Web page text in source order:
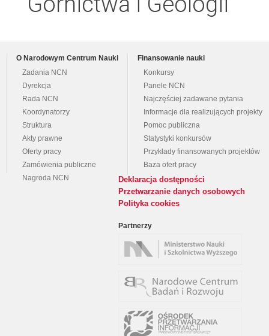
O Narodowym Centrum Nauki
Zadania NCN
Dyrekcja
Rada NCN
Koordynatorzy
Struktura
Akty prawne
Oferty pracy
Zamówienia publiczne
Nagroda NCN
Finansowanie nauki
Konkursy
Panele NCN
Najczęściej zadawane pytania
Informacje dla realizujących projekty
Pomoc publiczna
Statystyki konkursów
Przykłady finansowanych projektów
Baza ofert pracy
Deklaracja dostępności
Przetwarzanie danych osobowych
Polityka cookies
Partnerzy